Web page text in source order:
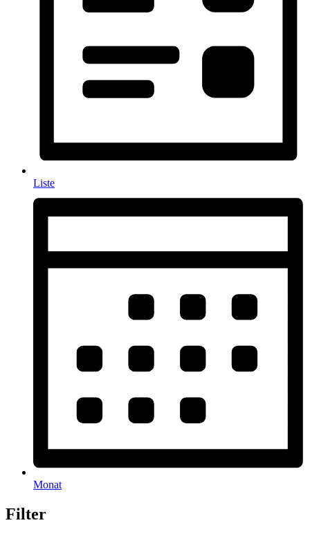
Liste
Monat
Filter